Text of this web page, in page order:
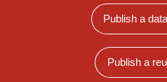
Publish a
Publish a